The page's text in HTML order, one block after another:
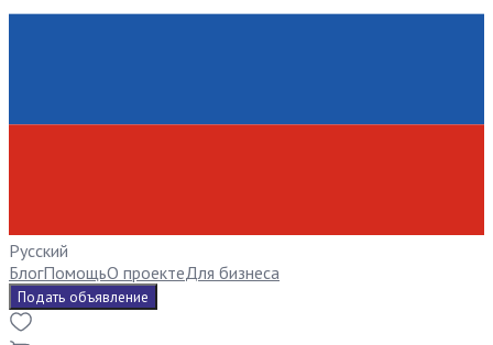
Русский
БлогПомощьО проектеДля бизнеса
Подать объявление